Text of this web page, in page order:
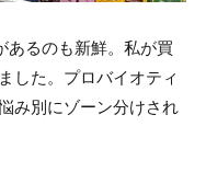
あるのも新鮮。私が買
した。プロバイオティ
み別にゾーン分けされ